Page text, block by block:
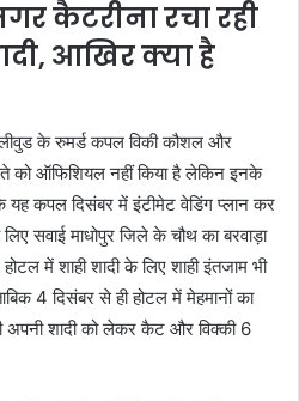
कैटरीना रचा रही
आखिर क्या है
के रुमर्ड कपल विकी कौशल और
को ऑफिशियल नहीं किया है लेकिन इनके
यह कपल दिसंबर में इंटीमेट वेडिंग प्लान कर
सवाई माधोपुर जिले के चौथ का बरवाड़ा
में शाही शादी के लिए शाही इंतजाम भी
4 दिसंबर से ही होटल में मेहमानों का
अपनी शादी को लेकर कैट और विक्की 6